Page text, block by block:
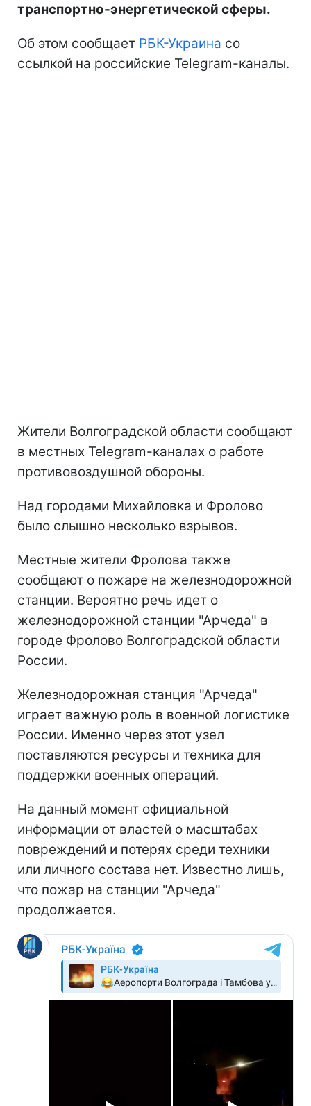
транспортно-энергетической сферы.
Об этом сообщает РБК-Украина со
ссылкой на российские Telegram-каналы.
Жители Волгоградской области сообщают
в местных Telegram-каналах о работе
противовоздушной обороны.
Над городами Михайловка и Фролово
было слышно несколько взрывов.
Местные жители Фролова также
сообщают о пожаре на железнодорожной
станции. Вероятно речь идет о
железнодорожной станции "Арчеда" в
городе Фролово Волгоградской области
России.
Железнодорожная станция "Арчеда"
играет важную роль в военной логистике
России. Именно через этот узел
поставляются ресурсы и техника для
поддержки военных операций.
На данный момент официальной
информации от властей о масштабах
повреждений и потерях среди техники
или личного состава нет. Известно лишь,
что пожар на станции "Арчеда"
продолжается.